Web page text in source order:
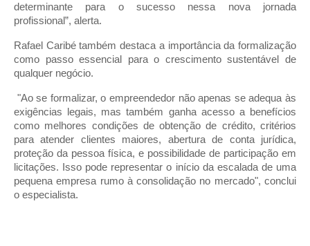
determinante para o sucesso nessa nova jornada
profissional”, alerta.
Rafael Caribé também destaca a importância da formalização
como passo essencial para o crescimento sustentável de
qualquer negócio.
"Ao se formalizar, o empreendedor não apenas se adequa às
exigências legais, mas também ganha acesso a benefícios
como melhores condições de obtenção de crédito, critérios
para atender clientes maiores, abertura de conta jurídica,
proteção da pessoa física, e possibilidade de participação em
licitações. Isso pode representar o início da escalada de uma
pequena empresa rumo à consolidação no mercado", conclui
o especialista.